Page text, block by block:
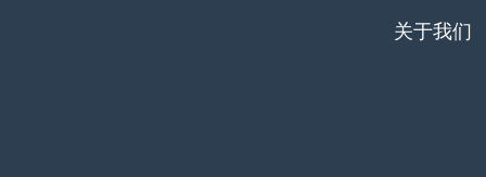
关于我们